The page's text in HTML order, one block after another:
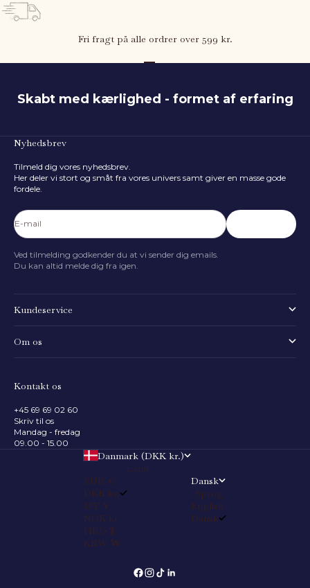
Hvad er barnets højde?
80cm
Fri fragt på alle ordrer over 599 kr.
Skabt med kærlighed - formet af erfaring
Nyhedsbrev
Tilmeld dig vores nyhedsbrev.
Her deler vi stort og småt fra vores univers samt giver en masse gode
fordele.
E-mail
Ved tilmelding godkender du at vi sender dig emails.
Du kan altid melde dig fra igen.
Kundeservice
Om os
Kontakt os
+45 69 69 02 60
Skriv til os
Mandag - fredag
09.00 - 15.00
Danmark (DKK kr.)
Land
EUR €
DKK kr.
JPY ¥
NOK kr
HKD $
KRW ₩
Dansk
Sprog
English
Dansk